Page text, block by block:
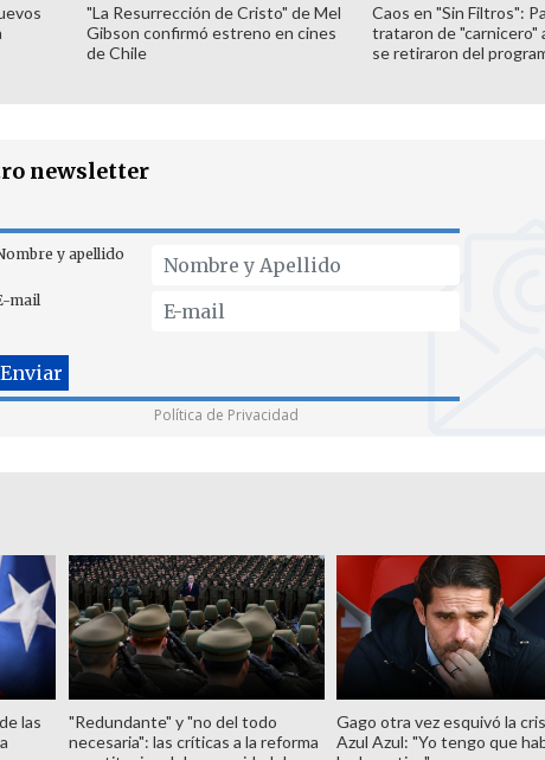
"La Resurrección de Cristo" de Mel
Gibson confirmó estreno en cines
de Chile
Caos en "Sin Filtros":
trataron de "carnicero"
se retiraron del
newsletter
y apellido
mail
Política de Privacidad
las
"Redundante" y "no del todo
necesaria": las críticas a la reforma
Gago otra vez esquivó la
Azul Azul: "Yo tengo que